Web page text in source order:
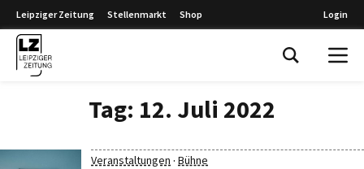
Leipziger Zeitung Stellenmarkt Shop Login
Tag: 12. Juli 2022
Veranstaltungen · Bühne